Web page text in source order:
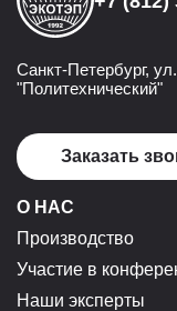
Санкт-Петербург,
"Политехнический"
Заказать
О НАС
Производство
Участие в
Наши эксперты